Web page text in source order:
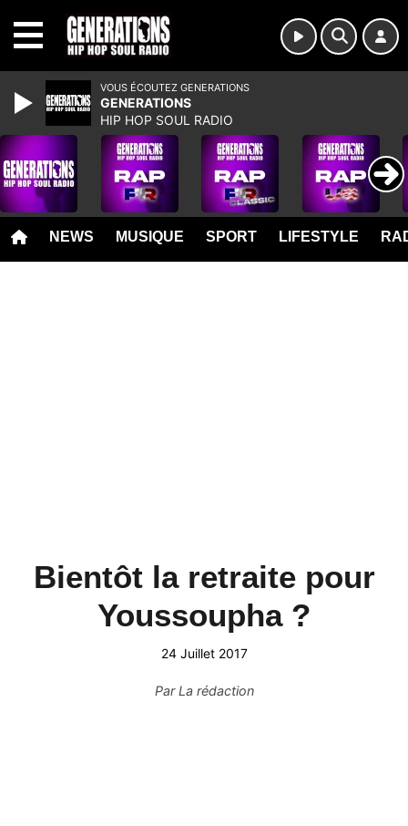
NEWS MUSIQUE SPORT LIFESTYLE
Bientôt la retraite pour
Youssoupha ?
24 Juillet 2017
ParLa rédaction
VOUS ÉCOUTEZ GENERATIONS
GENERATIONS
HIP HOP SOUL RADIO